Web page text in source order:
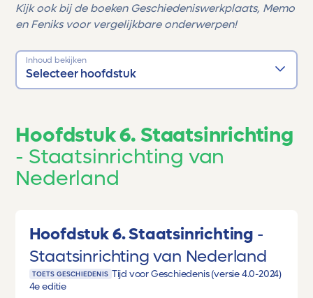
Kijk ook bij de boeken Geschiedeniswerkplaats, Memo
en Feniks voor vergelijkbare onderwerpen!
Inhoud bekijken
Selecteer hoofdstuk
Hoofdstuk 6. Staatsinrichting
Staatsinrichting van
Nederland
Hoofdstuk 6. Staatsinrichting
Staatsinrichting van Nederland
TOETS GESCHIEDENIS Tijd voor Geschiedenis (versie 4.0-2024)
4e editie